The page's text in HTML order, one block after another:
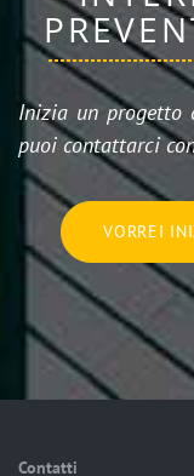
Inizia un progetto
puoi contattarci
VORREI
Contatti